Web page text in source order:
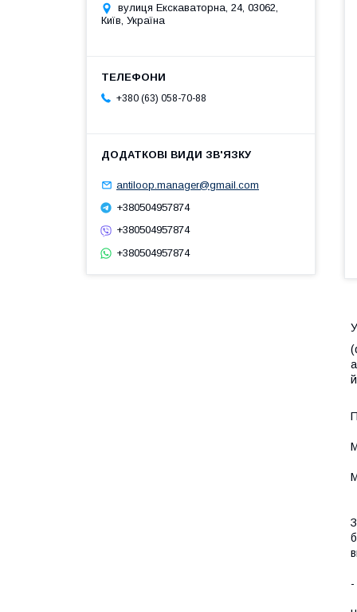
-
вулиця Екскаваторна, 24, 03062,
Київ, Україна
+380 (63) 058-70-88
antiloop.manager@gmail.com
+380504957874
+380504957874
+380504957874